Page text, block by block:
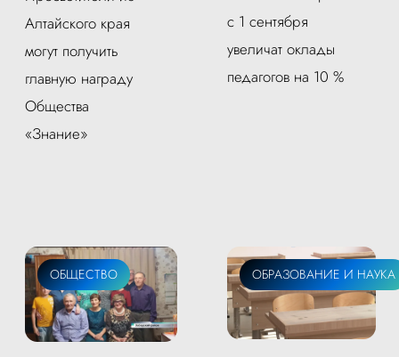
Алтайского края
могут получить
главную награду
Общества
«Знание»
с 1 сентября
увеличат оклады
педагогов на 10 %
ОБЩЕСТВО ОБРАЗОВАНИЕ И НАУКА